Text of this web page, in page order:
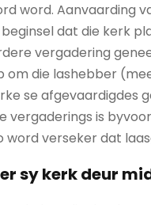
word. Aanvaarding
dat die kerk
vergadering
om die lashebber
se afgevaardigdes
is
verseker dat
sy kerk deur